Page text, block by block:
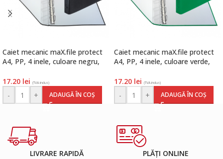
Caiet mecanic maX.file protect
A4, PP, 4 inele, culoare negru,
17.20 lei (TVA inclus)
- + ADAUGĂ ÎN COȘ
Caiet mecanic maX.file protect
A4, PP, 4 inele, culoare verde,
17.20 lei (TVA inclus)
- + ADAUGĂ ÎN COȘ
LIVRARE RAPIDĂ
PLĂȚI ONLINE